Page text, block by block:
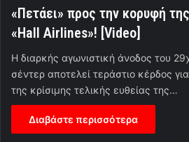
«Πετάει» προς την κορυφή
«Hall Airlines»! [Video]
Η διαρκής αγωνιστική άνοδος του
σέντερ αποτελεί τεράστιο κέρδος
της κρίσιμης τελικής ευθείας της…
Διαβάστε περισσότερα